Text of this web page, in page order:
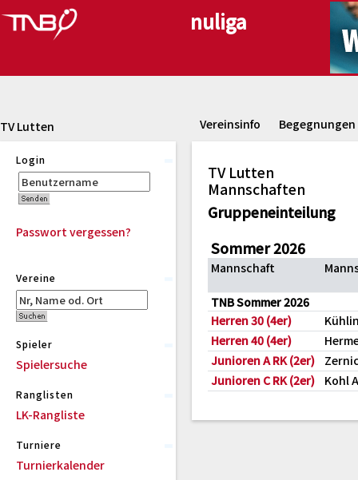
TV Lutten Vereinsinfo Begegnungen
Login
Passwort vergessen?
Vereine
Spieler
Spielersuche
Ranglisten
LK-Rangliste
Turniere
Turnierkalender
TV Lutten
Mannschaften
Gruppeneinteilung
Sommer 2026
Mannschaft
TNB Sommer 2026
Herren 30 (4er)
Herren 40 (4er)
Junioren A RK (2er)
Junioren C RK (2er)
Kohl